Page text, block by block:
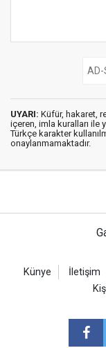
UYARI: Küfür, hakaret,
içeren, imla kuralları ile
Türkçe karakter
onaylanmamaktadır.
Künye İletişim